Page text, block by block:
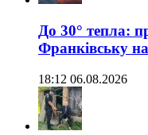
До 30° тепла:
Франківську
18:12 06.08.2026